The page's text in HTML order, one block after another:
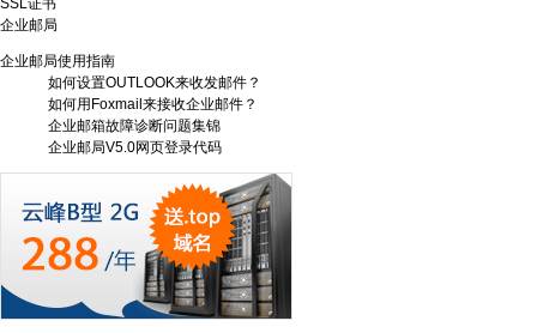
我网站受攻击？买防DDOS高防服务器！抗DDOS攻击！！
SSL证书
企业邮局
企业邮局使用指南
如何设置OUTLOOK来收发邮件？
如何用Foxmail来接收企业邮件？
企业邮箱故障诊断问题集锦
企业邮局V5.0网页登录代码